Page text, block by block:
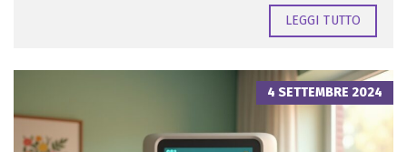
LEGGI TUTTO
4 SETTEMBRE 2024